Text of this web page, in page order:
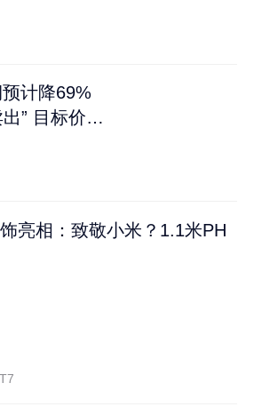
计降69%
” 目标价再
亮相：致敬小米？1.1米PH